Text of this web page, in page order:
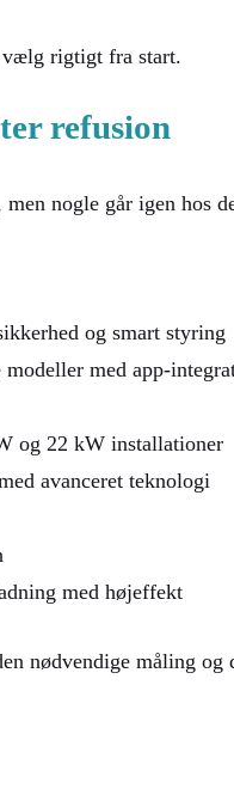
rigtigt fra start.
refusion
nogle går igen hos
og smart styring
med app-
og 22 kW installationer
avanceret teknologi
med højeffekt
nødvendige måling